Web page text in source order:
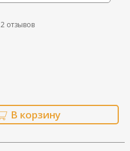
2отзывов
В корзину